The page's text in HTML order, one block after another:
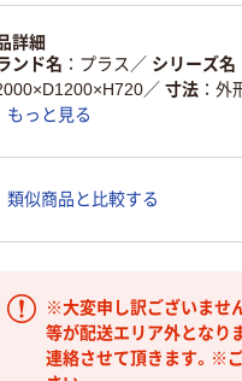
詳細
ンド名
プラス ／ シリーズ名
／ 寸法
外
もっと見る
類似商品と比較する
※大変申し訳ございませ
等が配送エリア外となり
連絡させて頂きます。※